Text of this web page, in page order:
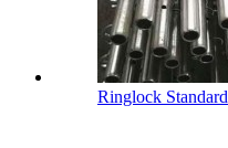
Ringlock Standard